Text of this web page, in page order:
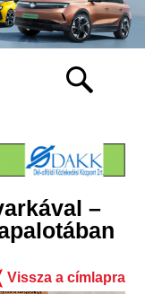
–
Vissza a címlapra